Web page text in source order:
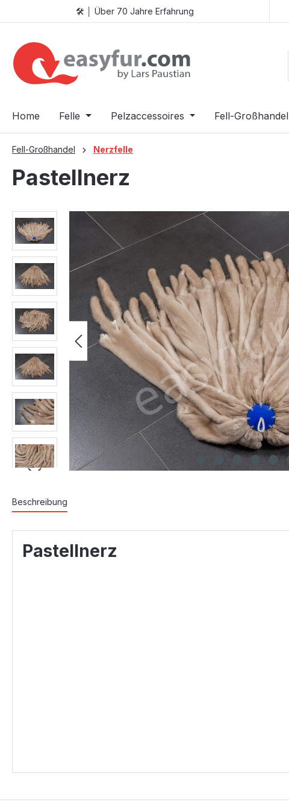
Hauptinhalt springen
Zur Suche springen
Zur Hauptnavigation springen
🛠️ │ Über 70 Jahre Erfahrung
Home Felle Pelzaccessoires Fell-Großhandel
Fell-Großhandel Nerzfelle
Pastellnerz
Bildergalerie überspringen
Beschreibung
Pastellnerz